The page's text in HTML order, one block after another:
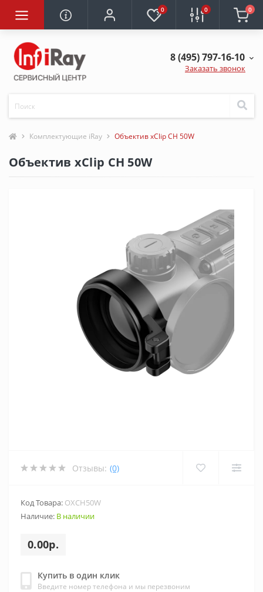
0 0 0
8 (495) 797-16-10
Заказать звонок
Комплектующие iRay Объектив xClip CH 50W
Объектив xClip CH 50W
Отзывы: (0)
Код Товара: OXCH50W
Наличие: В наличии
0.00р.
Купить в один клик
Введите номер телефона и мы перезвоним